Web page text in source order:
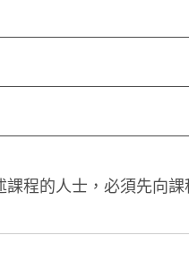
程的人士，必須先向